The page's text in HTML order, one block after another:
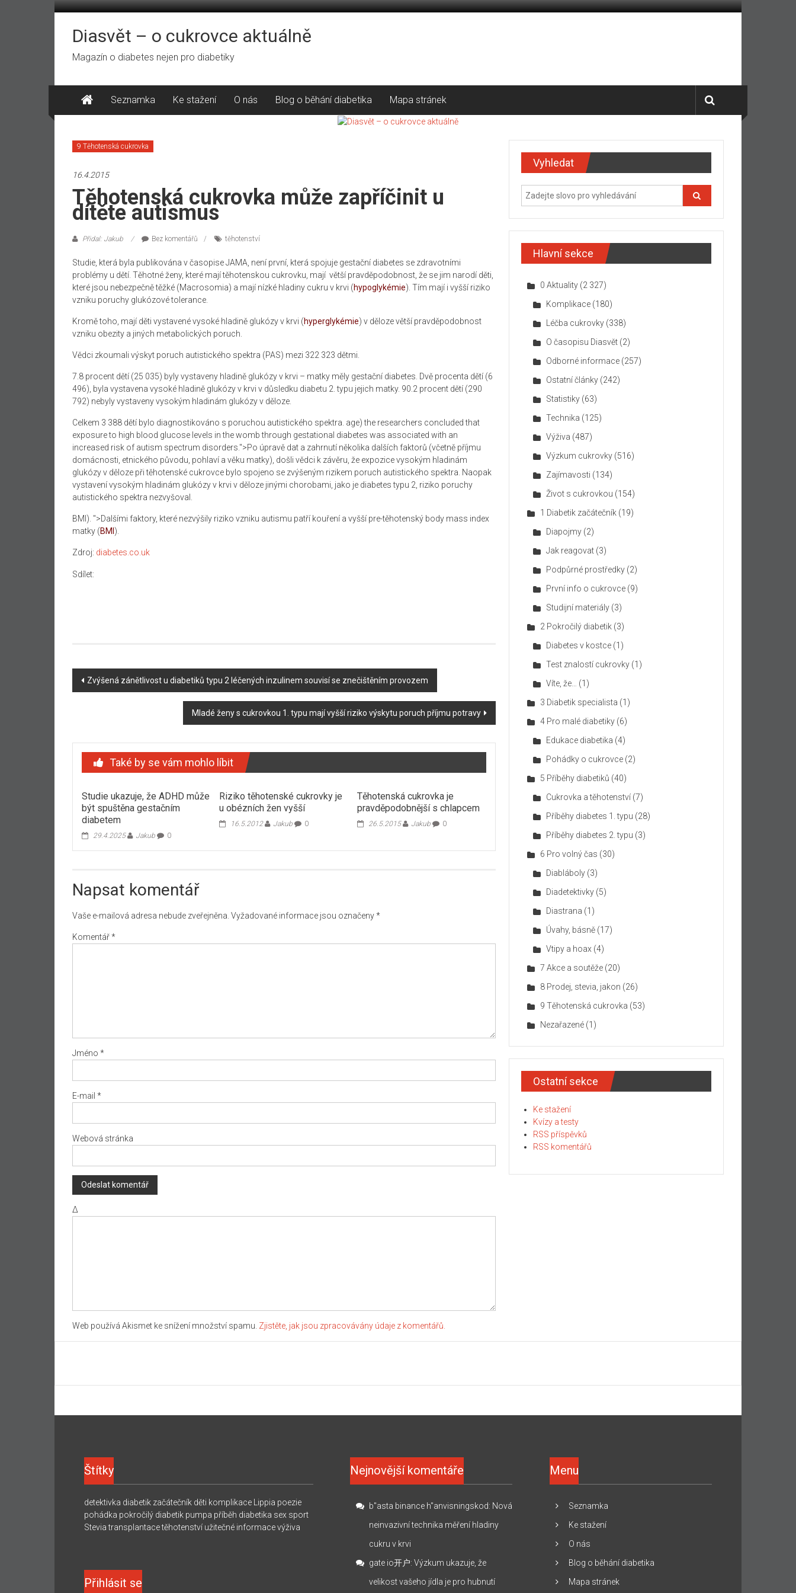
Přeskočit
obsahDiasvět – o cukrovce aktuálně
Magazín o diabetes nejen pro diabetiky
Seznamka Ke stažení O nás Blog o běhání diabetika Mapa stránek
9 Těhotenská cukrovka
16.4.2015
Těhotenská cukrovka může zapříčinit u
dítěte autismus
Přidal: Jakub Bez komentářů těhotenství
Studie, která byla publikována v časopise JAMA, není první, která spojuje gestační diabetes se zdravotními
problémy u dětí. Těhotné ženy, které mají těhotenskou cukrovku, mají větší pravděpodobnost, že se jim narodí děti,
které jsou nebezpečně těžké (Macrosomia) a mají nízké hladiny cukru v krvi (hypoglykémie). Tím mají i vyšší riziko
vzniku poruchy glukózové tolerance.
Kromě toho, mají děti vystavené vysoké hladině glukózy v krvi (hyperglykémie) v děloze větší pravděpodobnost
vzniku obezity a jiných metabolických poruch.
Vědci zkoumali výskyt poruch autistického spektra (PAS) mezi 322 323 dětmi.
7.8 procent dětí (25 035) byly vystaveny hladině glukózy v krvi – matky měly gestační diabetes. Dvě procenta dětí (6
496), byla vystavena vysoké hladině glukózy v krvi v důsledku diabetu 2. typu jejich matky. 90.2 procent dětí (290
792) nebyly vystaveny vysokým hladinám glukózy v děloze.
Celkem 3 388 dětí bylo diagnostikováno s poruchou autistického spektra. age) the researchers concluded that
exposure to high blood glucose levels in the womb through gestational diabetes was associated with an
increased risk of autism spectrum disorders.">Po úpravě dat a zahrnutí několika dalších faktorů (včetně příjmu
domácnosti, etnického původu, pohlaví a věku matky), došli vědci k závěru, že expozice vysokým hladinám
glukózy v děloze při těhotenské cukrovce bylo spojeno se zvýšeným rizikem poruch autistického spektra. Naopak
vystavení vysokým hladinám glukózy v krvi v děloze jinými chorobami, jako je diabetes typu 2, riziko poruchy
autistického spektra nezvyšoval.
BMI ). ">Dalšími faktory, které nezvýšily riziko vzniku autismu patří kouření a vyšší pre-těhotenský body mass index
matky (BMI ).
Zdroj: diabetes.co.uk
Sdílet:
Navigace
Zvýšená zánětlivost u diabetiků typu 2 léčených inzulinem souvisí se znečištěním provozem
Mladé ženy s cukrovkou 1. typu mají vyšší riziko výskytu poruch příjmu potravy
Také by se vám mohlo líbit
Studie ukazuje, že ADHD může
být spuštěna gestačním
diabetem
29.4.2025 Jakub 0
Riziko těhotenské cukrovky je
u obézních žen vyšší
16.5.2012 Jakub 0
Těhotenská cukrovka je
pravděpodobnější s chlapcem
26.5.2015 Jakub 0
Napsat komentář
Vaše e-mailová adresa nebude zveřejněna. Vyžadované informace jsou označeny*
Komentář*
Jméno *
E-mail *
Webová stránka
Δ
Web používá Akismet ke snížení množství spamu. Zjistěte, jak jsou zpracovávány údaje z komentářů.
Vyhledat
Hlavní sekce
0 Aktuality (2 327)
Komplikace (180)
Léčba cukrovky (338)
O časopisu Diasvět (2)
Odborné informace (257)
Ostatní články (242)
Statistiky (63)
Technika (125)
Výživa (487)
Výzkum cukrovky (516)
Zajímavosti (134)
Život s cukrovkou (154)
1 Diabetik začátečník (19)
Diapojmy (2)
Jak reagovat (3)
Podpůrné prostředky (2)
První info o cukrovce (9)
Studijní materiály (3)
2 Pokročilý diabetik (3)
Diabetes v kostce (1)
Test znalostí cukrovky (1)
Víte, že…
(1)
3 Diabetik specialista (1)
4 Pro malé diabetiky (6)
Edukace diabetika (4)
Pohádky o cukrovce (2)
5 Příběhy diabetiků (40)
Cukrovka a těhotenství (7)
Příběhy diabetes 1. typu (28)
Příběhy diabetes 2. typu (3)
6 Pro volný čas (30)
Diabláboly (3)
Diadetektivky (5)
Diastrana (1)
Úvahy, básně (17)
Vtipy a hoax (4)
7 Akce a soutěže (20)
8 Prodej, stevia, jakon (26)
9 Těhotenská cukrovka (53)
Nezařazené (1)
Ostatní sekce
Ke stažení
Kvízy a testy
RSS příspěvků
RSS komentářů
Štítky
detektivka diabetik začátečník děti komplikace Lippia poezie
pohádka pokročilý diabetik pumpa příběh diabetika sex sport
Stevia transplantace těhotenství užitečné informace výživa
Přihlásit se
Nejnovější komentáře
b"asta binance h"anvisningskod: Nová
neinvazivní technika měření hladiny
cukru v krvi
gate io开户:Výzkum ukazuje, že
velikost vašeho jídla je pro hubnutí
Menu
Seznamka
Ke stažení
O nás
Blog o běhání diabetika
Mapa stránek